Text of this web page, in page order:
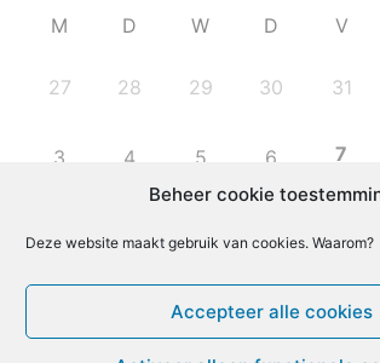
Beheer cookie
Deze website maakt gebruik van cookies. Waarom?
Accepteer alle cookies
M D W D V
27 28 29 30 31
3 4 5 6 7
21